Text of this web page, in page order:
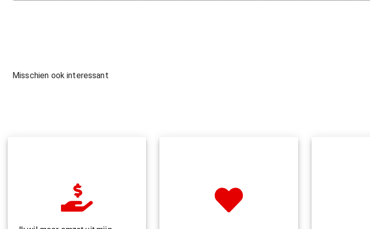
Misschien ook interessant